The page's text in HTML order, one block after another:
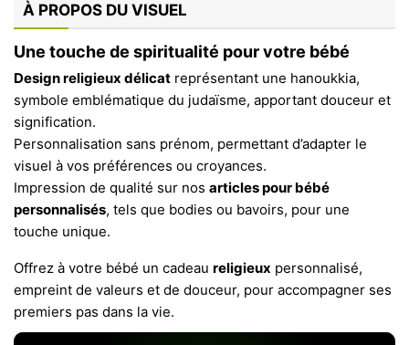
À PROPOS DU VISUEL
Une touche de spiritualité pour votre bébé
Design religieux délicat représentant une hanoukkia,
symbole emblématique du judaïsme, apportant douceur et
signification.
Personnalisation sans prénom, permettant d’adapter le
visuel à vos préférences ou croyances.
Impression de qualité sur nos articles pour bébé
personnalisés, tels que bodies ou bavoirs, pour une
touche unique.
Offrez à votre bébé un cadeau religieux personnalisé,
empreint de valeurs et de douceur, pour accompagner ses
premiers pas dans la vie.